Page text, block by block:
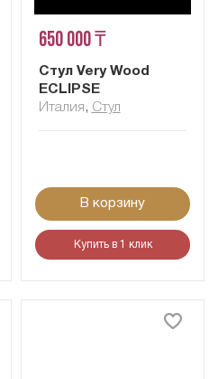
650 000 ₸
Стул Very Wood
ECLIPSE
Италия , Стул
В корзину
Купить в 1 клик